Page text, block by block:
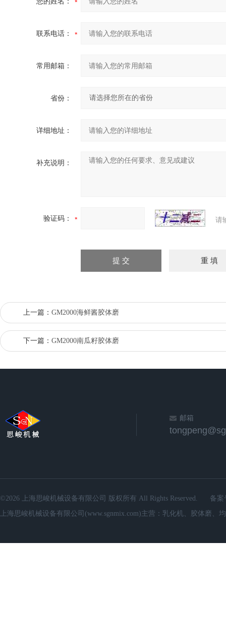
联系电话：
常用邮箱：
省份：
详细地址：
补充说明：
验证码： 请
上一篇： GM2000海鲜酱胶体磨
下一篇： GM2000南瓜籽胶体磨
邮箱
©2026 上海思峻机械设备有限公司 版权所有 All Rights Reserved.
备案
上海思峻机械设备有限公司(www.sgnmix.com)主营：乳化机、胶体磨